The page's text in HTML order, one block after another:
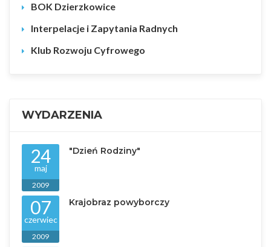
BOK Dzierzkowice
Interpelacje i Zapytania Radnych
Klub Rozwoju Cyfrowego
WYDARZENIA
24
maj
2009
"Dzień Rodziny"
07
czerwiec
2009
Krajobraz powyborczy